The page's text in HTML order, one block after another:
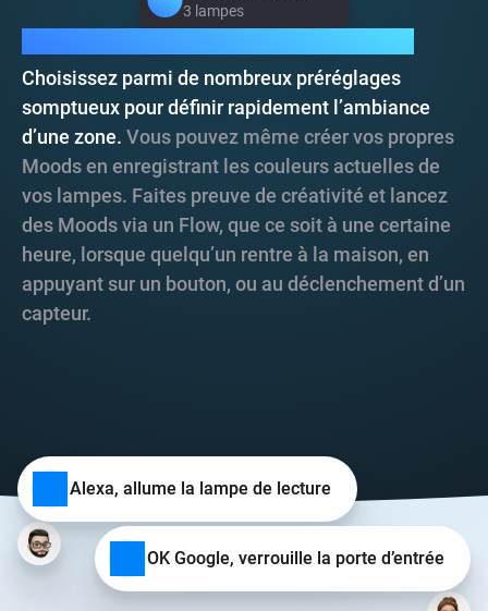
3 lampes
3 lampes
Choisissez parmi de nombreux préréglages
somptueux pour définir rapidement l’ambiance
d’une zone. Vous pouvez même créer vos propres
Moods en enregistrant les couleurs actuelles de
vos lampes. Faites preuve de créativité et lancez
des Moods via un Flow, que ce soit à une certaine
heure, lorsque quelqu’un rentre à la maison, en
appuyant sur un bouton, ou au déclenchement d’un
capteur.
Alexa, allume la lampe de lecture
OK Google, verrouille la porte d’entrée